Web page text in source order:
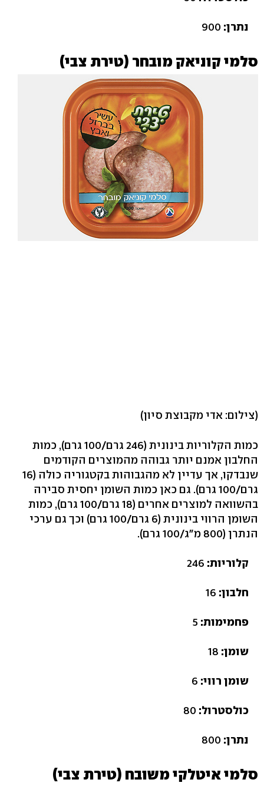
נתרן:
סלמי קוניאק מובחר (טירת צבי)
(צילום: אדי מקבוצת סיון)
כמות הקלוריות בינונית (246 גרם/100 גרם), כמות
החלבון אמנם יותר גבוהה מהמוצרים הקודמים
שנבדקו, אך עדיין לא מהגבוהות בקטגוריה כולה (16
גרם/100 גרם). גם כאן כמות השומן יחסית סבירה
בהשוואה למוצרים אחרים (18 גרם/100 גרם), כמות
השומן הרווי בינונית (6 גרם/100 גרם) וכך גם ערכי
הנתרן (800 מ"ג/100 גרם).
קלוריות:
חלבון:
פחמימות:
שומן:
שומן רווי:
כולסטרול:
נתרן:
סלמי איטלקי משובח (טירת צבי)